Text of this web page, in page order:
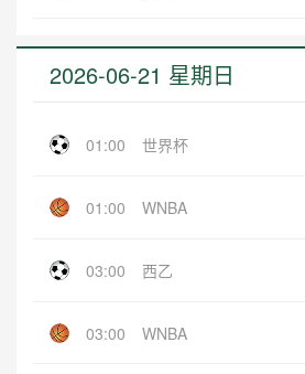
2026-06-21 星期日
01:00 世界杯
01:00 WNBA
03:00 西乙
03:00 WNBA